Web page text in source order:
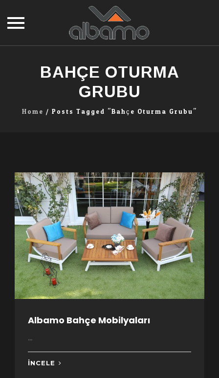
BAHÇE OTURMA
GRUBU
Home / Posts Tagged "bahçe Oturma Grubu"
Albamo Bahçe Mobilyaları
...
İNCELE